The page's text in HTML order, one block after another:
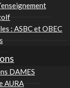
: ASBC et OBEC
DAMES
AURA